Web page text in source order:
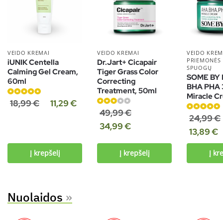
VEIDO KREMAI
iUNIK Centella
Calming Gel Cream,
60ml
Įvertinimas:
18,99€ 11,29€
Į krepšelį
VEIDO KREMAI
Dr.Jart+ Cicapair
Tiger Grass Color
Correcting
Treatment, 50ml
Įvertinimas:
49,99€
34,99€
Į krepšelį
VEIDO
PRIEMONĖS
SPUOGŲ
SOME BY
BHA PHA
Miracle
Įvertinimas:
24,99€
13,89€
Į
Nuolaidos »